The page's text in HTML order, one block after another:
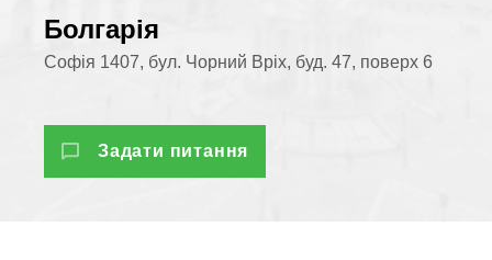
Болгарія
Софія 1407, бул. Чорний Вріх, буд. 47, поверх 6
Задати питання